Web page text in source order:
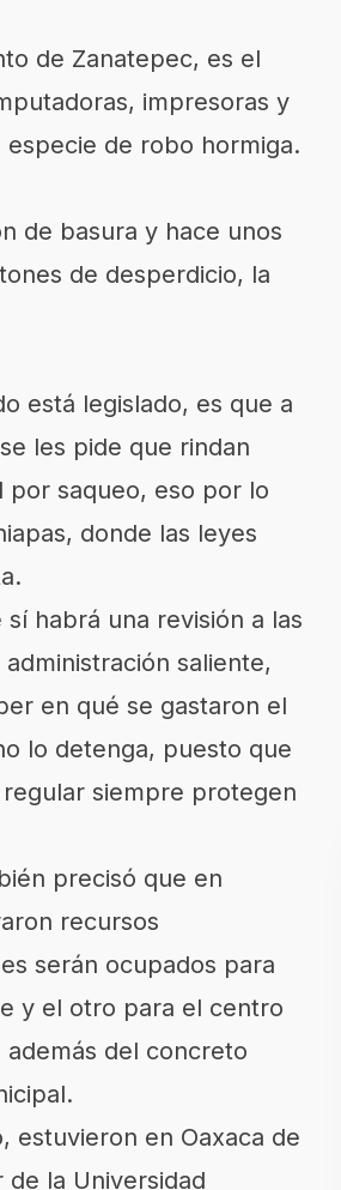
de Zanatepec, es el
impresoras y
de robo hormiga.
de basura y hace unos
de desperdicio, la
está legislado, es que a
les pide que rindan
por saqueo, eso por lo
donde las leyes
habrá una revisión a las
saliente,
en qué se gastaron el
lo detenga, puesto que
siempre protegen
precisó que en
recursos
serán ocupados para
y el otro para el centro
además del concreto
estuvieron en Oaxaca de
la Universidad